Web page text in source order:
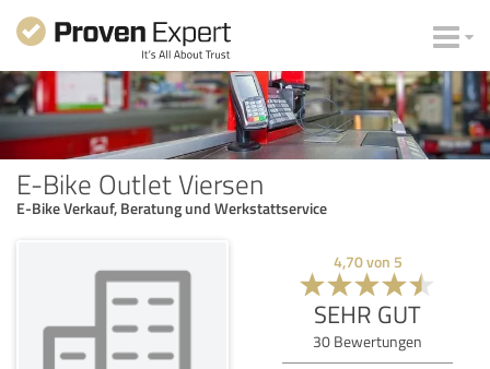
E-Bike Outlet Viersen
E-Bike Verkauf, Beratung und Werkstattservice
4,70von 5
SEHR GUT
30 Bewertungen